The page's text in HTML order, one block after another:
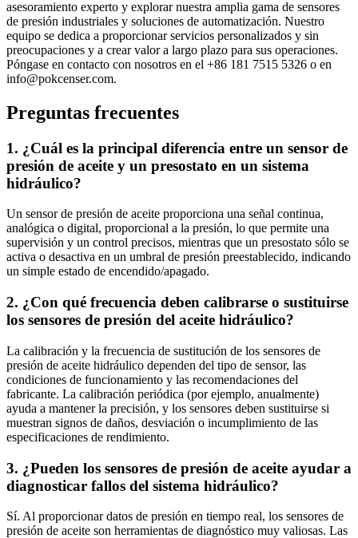
asesoramiento experto y explorar nuestra amplia gama de sensores
de presión industriales y soluciones de automatización. Nuestro
equipo se dedica a proporcionar servicios personalizados y sin
preocupaciones y a crear valor a largo plazo para sus operaciones.
Póngase en contacto con nosotros en el +86 181 7515 5326 o en
info@pokcenser.com.
Preguntas frecuentes
1. ¿Cuál es la principal diferencia entre un sensor de
presión de aceite y un presostato en un sistema
hidráulico?
Un sensor de presión de aceite proporciona una señal continua,
analógica o digital, proporcional a la presión, lo que permite una
supervisión y un control precisos, mientras que un presostato sólo se
activa o desactiva en un umbral de presión preestablecido, indicando
un simple estado de encendido/apagado.
2. ¿Con qué frecuencia deben calibrarse o sustituirse
los sensores de presión del aceite hidráulico?
La calibración y la frecuencia de sustitución de los sensores de
presión de aceite hidráulico dependen del tipo de sensor, las
condiciones de funcionamiento y las recomendaciones del
fabricante. La calibración periódica (por ejemplo, anualmente)
ayuda a mantener la precisión, y los sensores deben sustituirse si
muestran signos de daños, desviación o incumplimiento de las
especificaciones de rendimiento.
3. ¿Pueden los sensores de presión de aceite ayudar a
diagnosticar fallos del sistema hidráulico?
Sí. Al proporcionar datos de presión en tiempo real, los sensores de
presión de aceite son herramientas de diagnóstico muy valiosas. Las